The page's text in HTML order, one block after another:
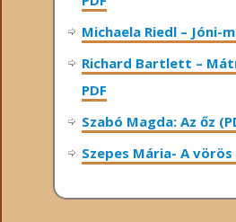
Michaela Riedl – Jóni-
Richard Bartlett –
PDF
Szabó Magda: Az őz
Szepes Mária- A vörös